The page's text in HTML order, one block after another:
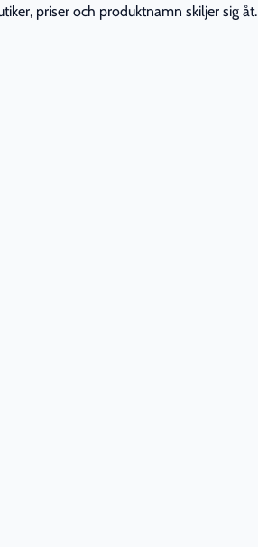
priser och produktnamn skiljer sig åt.